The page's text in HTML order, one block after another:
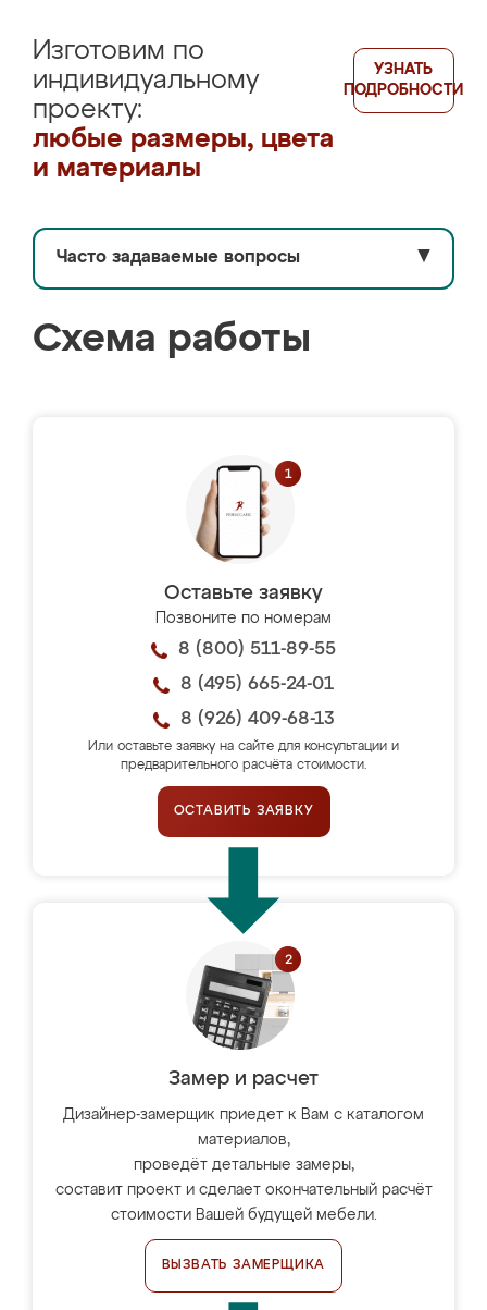
Изготовим по
индивидуальному
проекту:
любые размеры, цвета
и материалы
УЗНАТЬ
ПОДРОБНОСТИ
Часто задаваемые вопросы ▼
Схема работы
Оставьте заявку
Позвоните по номерам
8 (800) 511-89-55
8 (495) 665-24-01
8 (926) 409-68-13
Или оставьте заявку на сайте для консультации и
предварительного расчёта стоимости.
ОСТАВИТЬ ЗАЯВКУ
Замер и расчет
Дизайнер-замерщик приедет к Вам с каталогом
материалов,
проведёт детальные замеры,
составит проект и сделает окончательный расчёт
стоимости Вашей будущей мебели.
ВЫЗВАТЬ ЗАМЕРЩИКА